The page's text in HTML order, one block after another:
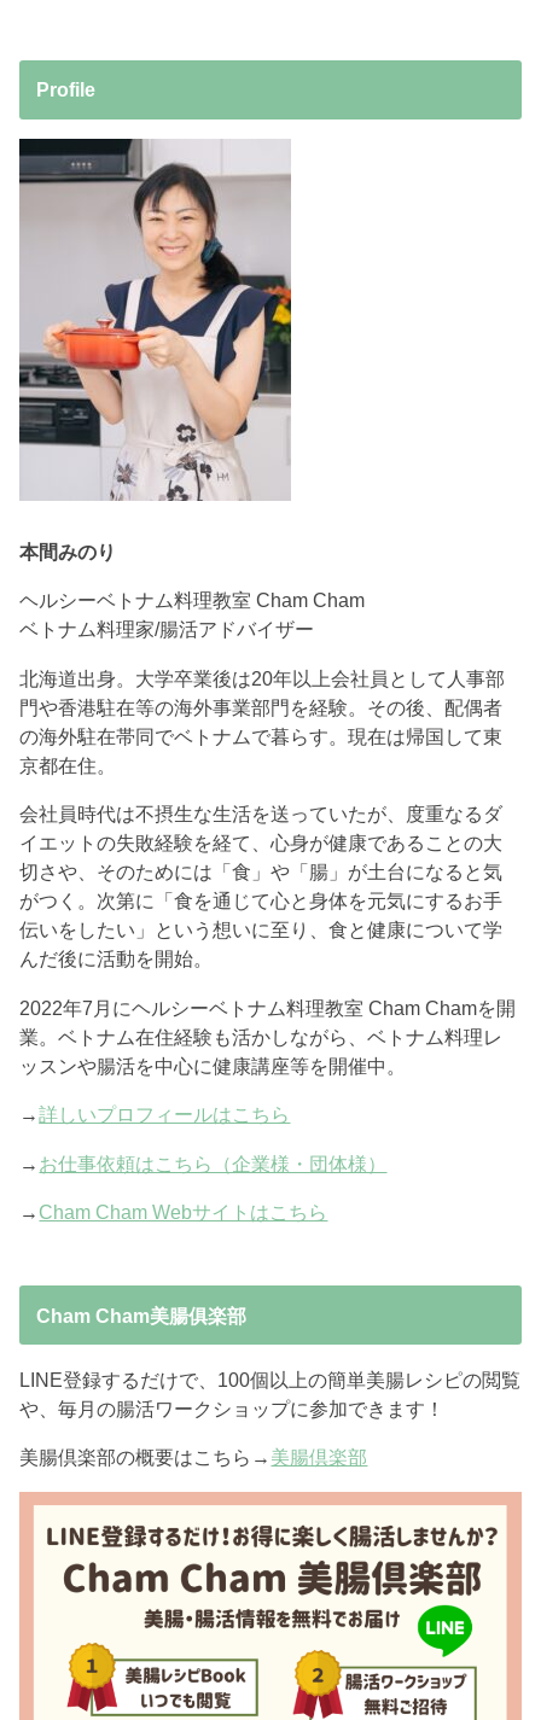
Profile
本間みのり
ヘルシーベトナム料理教室 Cham Cham
ベトナム料理家/腸活アドバイザー
北海道出身。大学卒業後は20年以上会社員として人事部
門や香港駐在等の海外事業部門を経験。その後、配偶者
の海外駐在帯同でベトナムで暮らす。現在は帰国して東
京都在住。
会社員時代は不摂生な生活を送っていたが、度重なるダ
イエットの失敗経験を経て、心身が健康であることの大
切さや、そのためには「食」や「腸」が土台になると気
がつく。次第に「食を通じて心と身体を元気にするお手
伝いをしたい」という想いに至り、食と健康について学
んだ後に活動を開始。
2022年7月にヘルシーベトナム料理教室 Cham Chamを開
業。ベトナム在住経験も活かしながら、ベトナム料理レ
ッスンや腸活を中心に健康講座等を開催中。
→詳しいプロフィールはこちら
→ お仕事依頼はこちら（企業様・団体様）
→ Cham Cham Webサイトはこちら
Cham Cham美腸俱楽部
LINE登録するだけで、100個以上の簡単美腸レシピの閲覧
や、毎月の腸活ワークショップに参加できます！
美腸倶楽部の概要はこちら→ 美腸倶楽部